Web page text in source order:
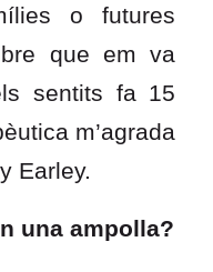
o futures
que em va
sentits fa 15
m’agrada
Earley.
una ampolla?